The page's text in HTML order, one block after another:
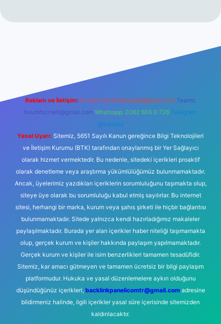
Reklam ve İletişim: E-mail: backlinkpaneli@gmail.com Teams:
forumhizmeti@gmail.com Whatsapp: 0262 606 0 726 Telegram:
@karabul
Yasal Uyarı: Sitemiz, 5651 Sayılı Kanun gereğince Bilgi Teknolojileri
ve İletişim Kurumu (BTK) tarafından onaylanmış bir Yer Sağlayıcı
olarak hizmet vermektedir. Bu nedenle, sitedeki içerikleri proaktif
olarak denetleme veya araştırma yükümlülüğümüz bulunmamaktadır.
Ancak, üyelerimiz yazdıkları içeriklerin sorumluluğunu taşımakta olup,
siteye üye olarak bu sorumluluğu kabul etmiş sayılırlar. Bu internet
sitesi, herhangi bir marka, kurum veya şahıs şirketi ile hiçbir bağlantısı
bulunmamaktadır. Sitede yalnızca kendi hazırladığımız makaleler
paylaşılmaktadır. Burada yer alan içerikler haber niteliği taşımamakta
olup, gerçek kurum ve kişiler hakkında paylaşım yapılmamaktadır.
Gerçek kurum ve kişiler ile isim benzerlikleri tamamen tesadüfidir.
Sitemiz, kar amacı gütmeyen ve tamamen ücretsiz bir bilgi paylaşım
platformudur. Hukuka ve yasal düzenlemelere aykırı olduğunu
düşündüğünüz içerikleri, backlinkpanelicomtr@gmail.comadresine
bildirmeniz halinde, ilgili içerikler yasal süre içerisinde sitemizden
kaldırılacaktır.